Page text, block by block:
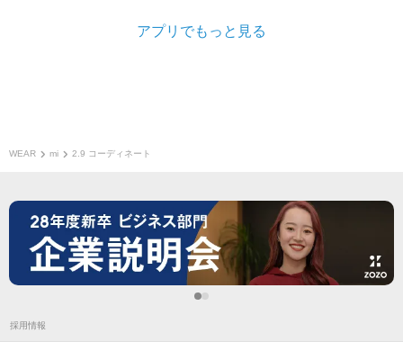
アプリでもっと見る
WEAR mi 2.9 コーディネート
採用情報